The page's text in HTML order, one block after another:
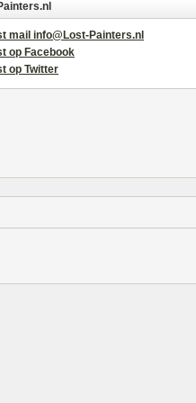
mail info@Lost-Painters.nl
op Facebook
op Twitter